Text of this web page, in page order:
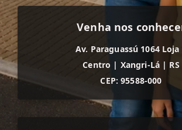
Venha nos
Av. Paraguassú 1064 Loja
Centro | Xangri-Lá | RS
CEP: 95588-000